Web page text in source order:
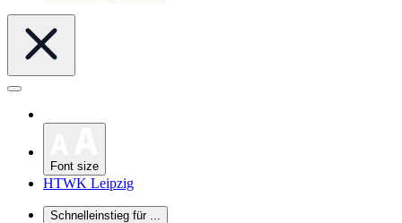
Font size
HTWK Leipzig
Schnelleinstieg für ...